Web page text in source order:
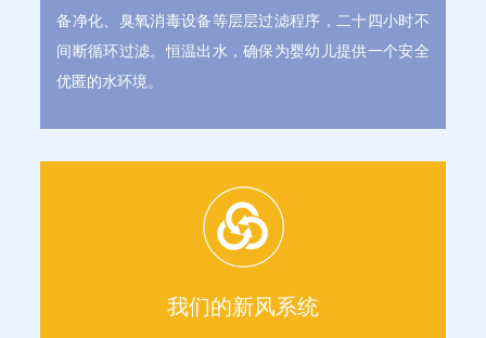
备净化、臭氧消毒设备等层层过滤程序，二十四小时不
间断循环过滤。恒温出水，确保为婴幼儿提供一个安全
优匿的水环境。
我们的新风系统